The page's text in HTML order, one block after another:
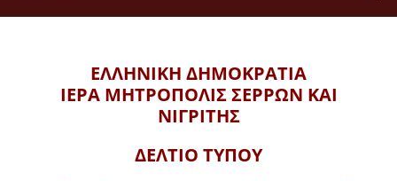
ΕΛΛΗΝΙΚΗ ΔΗΜΟΚΡΑΤΙΑ
ΙΕΡΑ ΜΗΤΡΟΠΟΛΙΣΣΕΡΡΩΝ ΚΑΙ
ΝΙΓΡΙΤΗΣ
ΔΕΛΤΙΟ ΤΥΠΟΥ